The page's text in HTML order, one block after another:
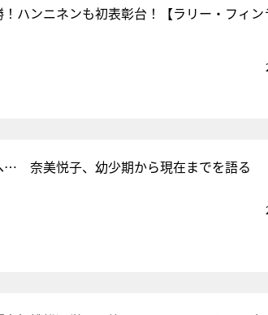
ハンニネンも初表彰台！【ラリー・フィン
… 奈美悦子、幼少期から現在までを語る